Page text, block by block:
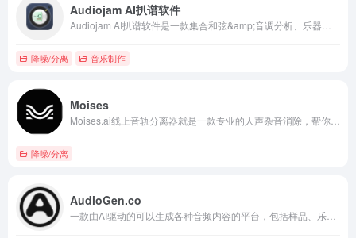
Audiojam AI扒谱软件
降噪/分离 音乐制作
Moises
降噪/分离
AudioGen.co